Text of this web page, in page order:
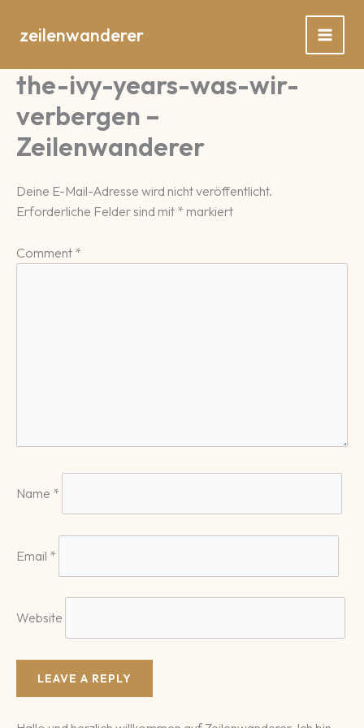
Inhaltzeilenwanderer
the-ivy-years-was-wir-
verbergen –
Zeilenwanderer
Deine E-Mail-Adresse wird nicht veröffentlicht.
Erforderliche Felder sind mit * markiert
Comment *
Name *
Email *
Website